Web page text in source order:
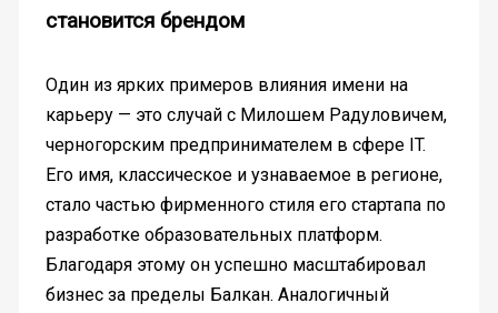
становится брендом
Один из ярких примеров влияния имени на
карьеру — это случай с Милошем Радуловичем,
черногорским предпринимателем в сфере IT.
Его имя, классическое и узнаваемое в регионе,
стало частью фирменного стиля его стартапа по
разработке образовательных платформ.
Благодаря этому он успешно масштабировал
бизнес за пределы Балкан. Аналогичный